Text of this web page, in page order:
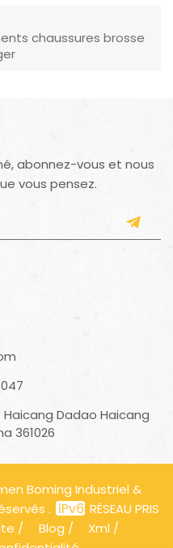
chaussures brosse
abonnez-vous et nous
vous pensez.
Haicang Dadao Haicang
361026
Boming Industriel &
.
RÉSEAU PRIS
/ Blog / Xml /